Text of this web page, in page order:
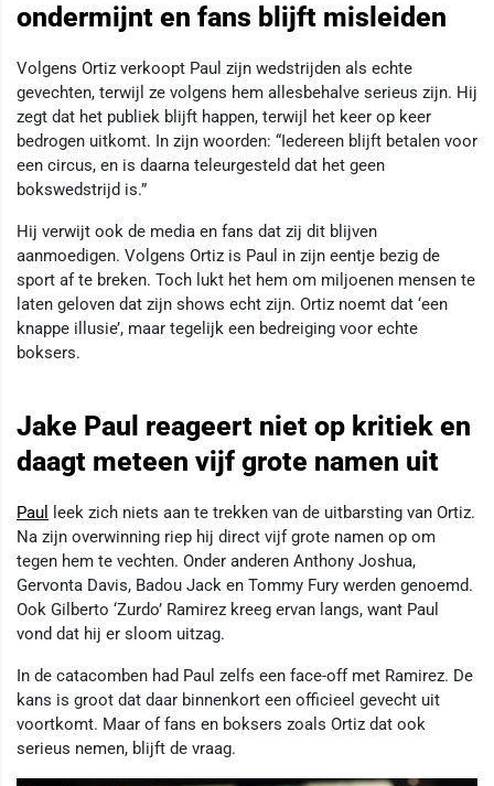
ondermijnt en fans blijft misleiden
Volgens Ortiz verkoopt Paul zijn wedstrijden als echte
gevechten, terwijl ze volgens hem allesbehalve serieus zijn. Hij
zegt dat het publiek blijft happen, terwijl het keer op keer
bedrogen uitkomt. In zijn woorden: “Iedereen blijft betalen voor
een circus, en is daarna teleurgesteld dat het geen
bokswedstrijd is.”
Hij verwijt ook de media en fans dat zij dit blijven
aanmoedigen. Volgens Ortiz is Paul in zijn eentje bezig de
sport af te breken. Toch lukt het hem om miljoenen mensen te
laten geloven dat zijn shows echt zijn. Ortiz noemt dat ‘een
knappe illusie’, maar tegelijk een bedreiging voor echte
boksers.
Jake Paul reageert niet op kritiek en
daagt meteen vijf grote namen uit
Paul
leek zich niets aan te trekken van de uitbarsting van Ortiz.
Na zijn overwinning riep hij direct vijf grote namen op om
tegen hem te vechten. Onder anderen Anthony Joshua,
Gervonta Davis, Badou Jack en Tommy Fury werden genoemd.
Ook Gilberto ‘Zurdo’ Ramirez kreeg ervan langs, want Paul
vond dat hij er sloom uitzag.
In de catacomben had Paul zelfs een face-off met Ramirez. De
kans is groot dat daar binnenkort een officieel gevecht uit
voortkomt. Maar of fans en boksers zoals Ortiz dat ook
serieus nemen, blijft de vraag.